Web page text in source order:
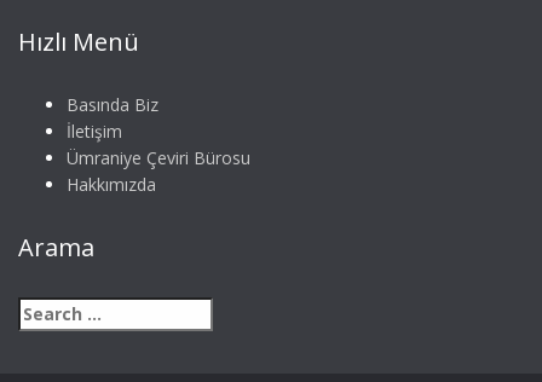
Hızlı Menü
Basında Biz
İletişim
Ümraniye Çeviri Bürosu
Hakkımızda
Arama